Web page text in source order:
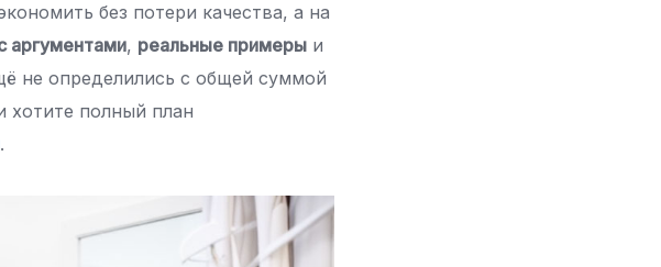
без потери качества, а на
аргументами, реальные примеры и
не определились с общей суммой
хотите полный план
.